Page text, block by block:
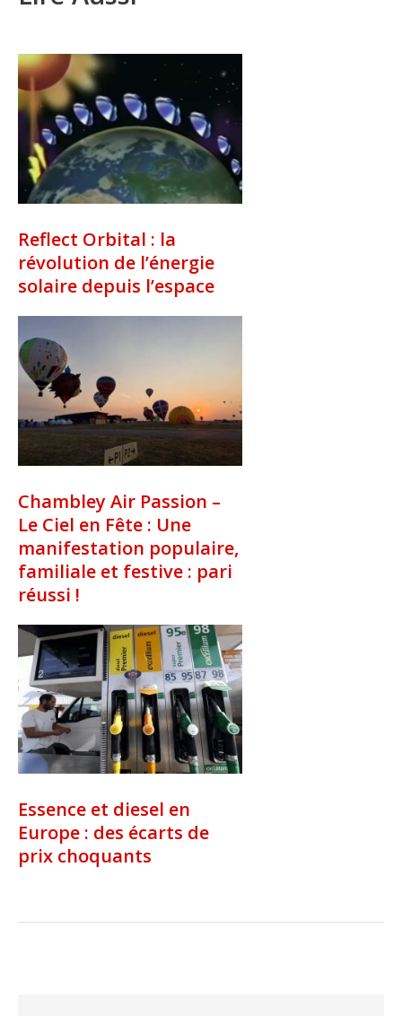
Reflect Orbital : la
révolution de l’énergie
solaire depuis l’espace
Chambley Air Passion –
Le Ciel en Fête : Une
manifestation populaire,
familiale et festive : pari
réussi !
Essence et diesel en
Europe : des écarts de
prix choquants